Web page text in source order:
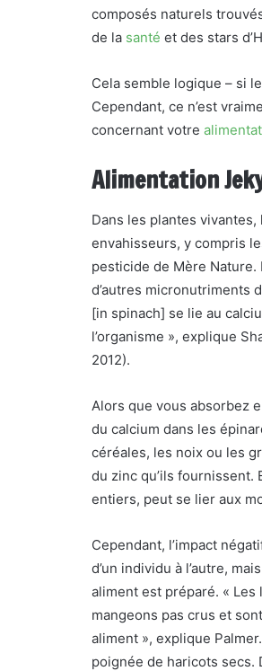
composés naturels
de la santé et des stars
Cela semble logique – si
Cependant, ce n’est
concernant votre
Alimentation
Dans les plantes
envahisseurs, y compris
pesticide de Mère
d’autres micronutriments
[in spinach] se lie au
l’organisme », explique
2012).
Alors que vous absorbez
du calcium dans les
céréales, les noix ou les
du zinc qu’ils
entiers, peut se lier aux
Cependant, l’impact
d’un individu à l’autre,
aliment est préparé. «
mangeons pas crus et
aliment », explique
poignée de haricots secs.